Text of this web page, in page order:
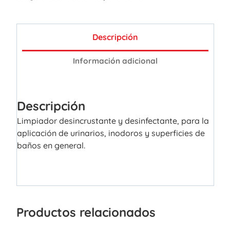
Descripción
Información adicional
Descripción
Limpiador desincrustante y desinfectante, para la
aplicación de urinarios, inodoros y superficies de
baños en general.
Productos relacionados